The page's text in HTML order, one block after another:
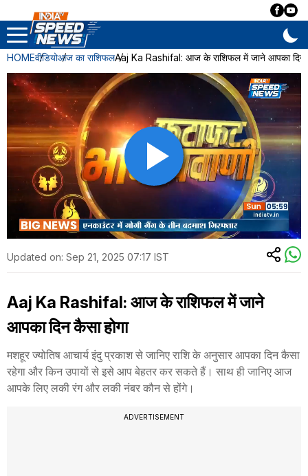
HOMEवीडियोआज का राशिफलAaj Ka Rashifal: आज के राशिफल में जाने आपका दिन
Updated on: Sep 21, 2025 07:17 IST
Aaj Ka Rashifal: आज के राशिफल में जाने
आपका दिन कैसा होगा
मशहूर ज्योतिष आचार्य इंदु प्रकाश से जानिए राशि के अनुसार आपका दिन कैसा
रहेगा और किन उपायों से इसे आप बेहतर कर सकते हैं। साथ ही जानिए आज
आपके लिए लकी रंग और लकी नंबर कौन से होंगे।
ADVERTISEMENT